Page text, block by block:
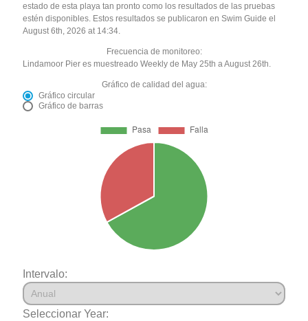
estado de esta playa tan pronto como los resultados de las pruebas
estén disponibles. Estos resultados se publicaron en Swim Guide el
August 6th, 2026 at 14:34.
Frecuencia de monitoreo:
Lindamoor Pier es muestreado Weekly de May 25th a August 26th.
Gráfico de calidad del agua:
Gráfico circular
Gráfico de barras
Intervalo:
Seleccionar Year: